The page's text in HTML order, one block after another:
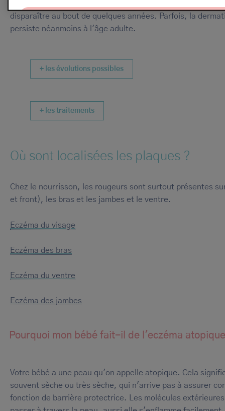
disparaître au bout de quelques années. Parfois, la
persiste néanmoins à l'âge adulte.
+ les évolutions possibles
+ les traitements
Où sont localisées les plaques ?
Chez le nourrisson, les rougeurs sont surtout présentes
et front), les bras et les jambes et le ventre.
Eczéma du visage
Eczéma des bras
Eczéma du ventre
Eczéma des jambes
Pourquoi mon bébé fait-il de l'eczéma
Votre bébé a une peau qu'on appelle atopique. Cela
souvent sèche ou très sèche, qui n'arrive pas à assurer
fonction de barrière protectrice. Les molécules
OK